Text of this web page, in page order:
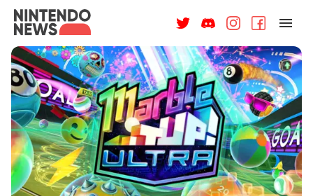
NAGRODY
NEWSY
RECENZJE
ARTYKUŁY
WSPARCIE